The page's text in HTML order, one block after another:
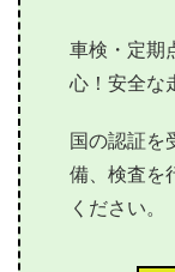
車検・定期
心！安全な
国の認証
備、検査を
ください。